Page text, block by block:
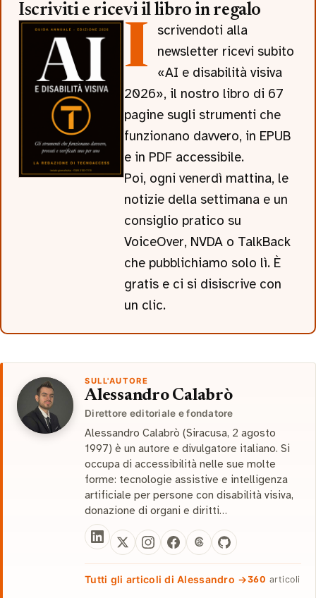
Iscriviti e ricevi il libro in regalo
Iscrivendoti alla
newsletter ricevi subito
«AI e disabilità visiva
2026», il nostro libro di 67
pagine sugli strumenti che
funzionano davvero, in EPUB
e in PDF accessibile.
Poi, ogni venerdì mattina, le
notizie della settimana e un
consiglio pratico su
VoiceOver, NVDA o TalkBack
che pubblichiamo solo lì. È
gratis e ci si disiscrive con
un clic.
SULL'AUTORE
Alessandro Calabrò
Direttore editoriale e fondatore
Alessandro Calabrò (Siracusa, 2 agosto
1997) è un autore e divulgatore italiano. Si
occupa di accessibilità nelle sue molte
forme: tecnologie assistive e intelligenza
artificiale per persone con disabilità visiva,
donazione di organi e diritti…
Tutti gli articoli di Alessandro →360 articoli